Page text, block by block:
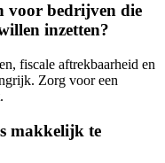
voor bedrijven die
inzetten?
fiscale aftrekbaarheid en
Zorg voor een
makkelijk te